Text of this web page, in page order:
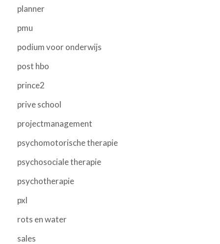
planner
pmu
podium voor onderwijs
post hbo
prince2
prive school
projectmanagement
psychomotorische therapie
psychosociale therapie
psychotherapie
pxl
rots en water
sales